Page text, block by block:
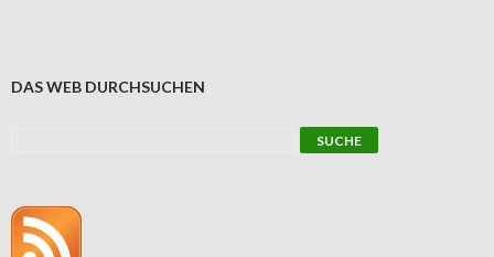
DAS WEB DURCHSUCHEN